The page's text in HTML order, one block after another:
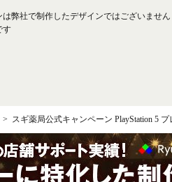
は弊社で制作したデザインではございません
す
スギ薬局公式キャンペーン PlayStation 5